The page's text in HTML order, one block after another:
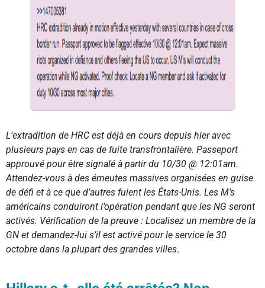
L’extradition de HRC est déjà en cours depuis hier avec
plusieurs pays en cas de fuite transfrontalière. Passeport
approuvé pour être signalé à partir du 10/30 @ 12:01am.
Attendez-vous à des émeutes massives organisées en guise
de défi et à ce que d’autres fuient les États-Unis. Les M’s
américains conduiront l’opération pendant que les NG seront
activés. Vérification de la preuve : Localisez un membre de la
GN et demandez-lui s’il est activé pour le service le 30
octobre dans la plupart des grandes villes.